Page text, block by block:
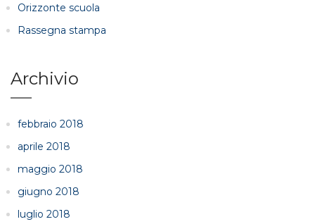
Orizzonte scuola
Rassegna stampa
Archivio
febbraio 2018
aprile 2018
maggio 2018
giugno 2018
luglio 2018